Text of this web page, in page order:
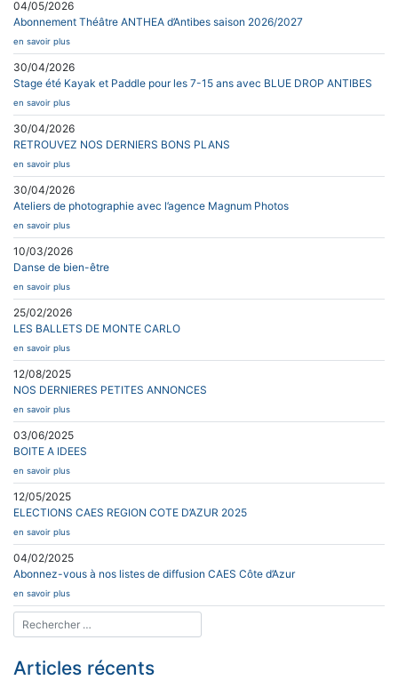
04/05/2026
Abonnement Théâtre ANTHEA d’Antibes saison 2026/2027
en savoir plus
30/04/2026
Stage été Kayak et Paddle pour les 7-15 ans avec BLUE DROP ANTIBES
en savoir plus
30/04/2026
RETROUVEZ NOS DERNIERS BONS PLANS
en savoir plus
30/04/2026
Ateliers de photographie avec l’agence Magnum Photos
en savoir plus
10/03/2026
Danse de bien-être
en savoir plus
25/02/2026
LES BALLETS DE MONTE CARLO
en savoir plus
12/08/2025
NOS DERNIERES PETITES ANNONCES
en savoir plus
03/06/2025
BOITE A IDEES
en savoir plus
12/05/2025
ELECTIONS CAES REGION COTE D’AZUR 2025
en savoir plus
04/02/2025
Abonnez-vous à nos listes de diffusion CAES Côte d’Azur
en savoir plus
Articles récents